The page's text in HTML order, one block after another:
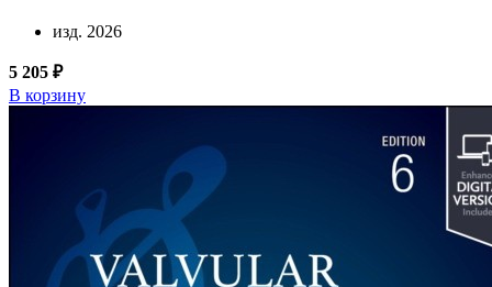
изд. 2026
5 205 ₽
В корзину